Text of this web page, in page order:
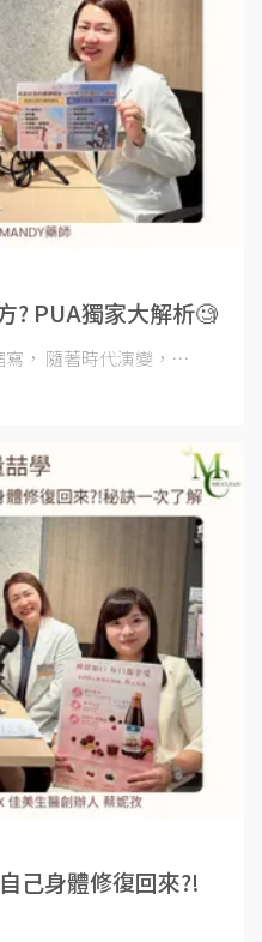
? PUA獨家大解析🧐
寫， 隨著時代演變，⋯
己身體修復回來?!